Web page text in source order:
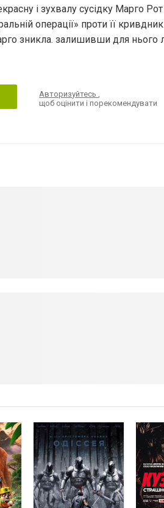
і зухвалу сусідку Марго Рот
операції» проти її
зникла. залишивши для нього
Авторизуйтесь
щоб оцінити і порекомендувати